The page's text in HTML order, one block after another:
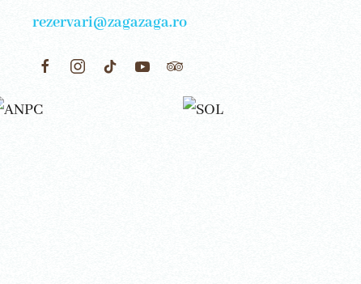
rezervari@zagazaga.ro